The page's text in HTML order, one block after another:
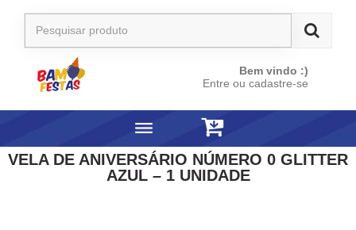
Bem vindo :)
Entre ou cadastre-se
VELA DE ANIVERSÁRIO NÚMERO 0 GLITTER
AZUL – 1 UNIDADE